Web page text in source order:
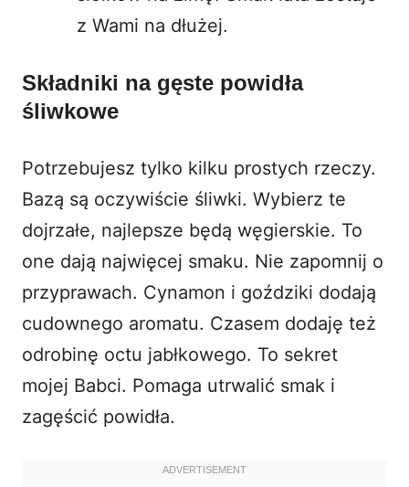
z Wami na dłużej.
Składniki na gęste powidła
śliwkowe
Potrzebujesz tylko kilku prostych rzeczy.
Bazą są oczywiście śliwki. Wybierz te
dojrzałe, najlepsze będą węgierskie. To
one dają najwięcej smaku. Nie zapomnij o
przyprawach. Cynamon i goździki dodają
cudownego aromatu. Czasem dodaję też
odrobinę octu jabłkowego. To sekret
mojej Babci. Pomaga utrwalić smak i
zagęścić powidła.